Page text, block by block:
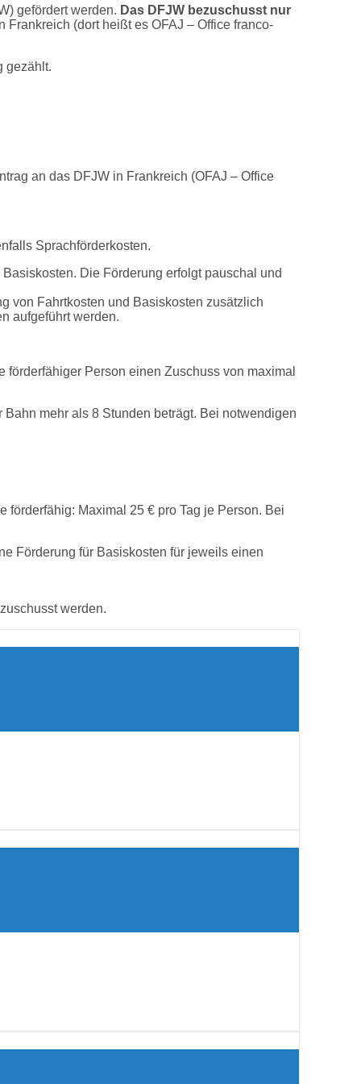
gefördert werden. Das DFJW bezuschusst nur
(dort heißt es OFAJ – Office franco-
gezählt.
an das DFJW in Frankreich (OFAJ – Office
Sprachförderkosten.
Die Förderung erfolgt pauschal und
von Fahrtkosten und Basiskosten zusätzlich
aufgeführt werden.
Person einen Zuschuss von maximal
mehr als 8 Stunden beträgt. Bei notwendigen
förderfähig: Maximal 25 € pro Tag je Person. Bei
Förderung für Basiskosten für jeweils einen
werden.